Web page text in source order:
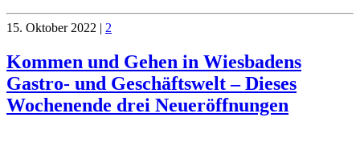
15. Oktober 2022 | 2
Kommen und Gehen in Wiesbadens
Gastro- und Geschäftswelt – Dieses
Wochenende drei Neueröffnungen